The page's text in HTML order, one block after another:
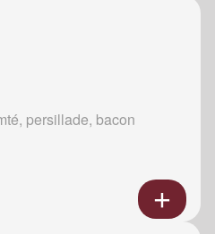
persillade, bacon